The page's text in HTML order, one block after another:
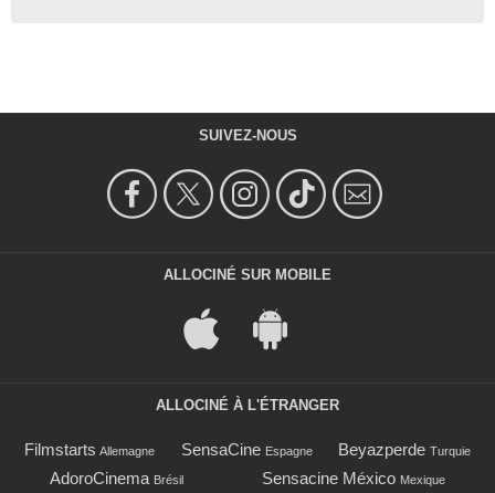
SUIVEZ-NOUS
ALLOCINÉ SUR MOBILE
ALLOCINÉ À L'ÉTRANGER
Filmstarts Allemagne SensaCine Espagne Beyazperde Turquie
AdoroCinema Brésil Sensacine México Mexique